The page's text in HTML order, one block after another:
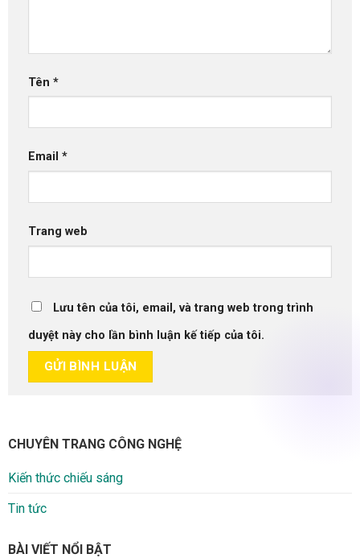
Tên *
Email *
Trang web
Lưu tên của tôi, email, và trang web trong trình
duyệt này cho lần bình luận kế tiếp của tôi.
CHUYÊN TRANG CÔNG NGHỆ
Kiến thức chiếu sáng
Tin tức
BÀI VIẾT NỔI BẬT